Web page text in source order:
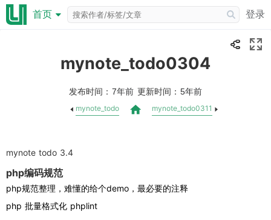
首页 登录
mynote_todo0304
发布时间： 7年前 更新时间： 5年前
mynote_todo mynote_todo0311
mynote todo 3.4
php编码规范
php规范整理，难懂的给个demo，最必要的注释
php 批量格式化 phplint